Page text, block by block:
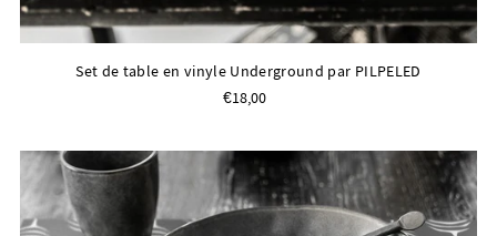
Set de table en vinyle Underground par PILPELED
€18,00